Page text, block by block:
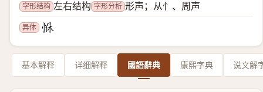
字形结构 左右结构 字形分析 形声；从忄、周声
异体
基本解释 详细解释 國語辭典 康熙字典 说文解